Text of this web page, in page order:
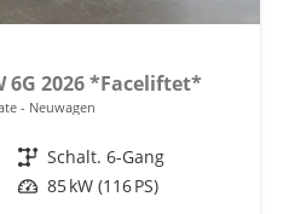
6G 2026 *Faceliftet*
Neuwagen
Getriebe Schalt. 6-Gang
Leistung 85 kW (116 PS)